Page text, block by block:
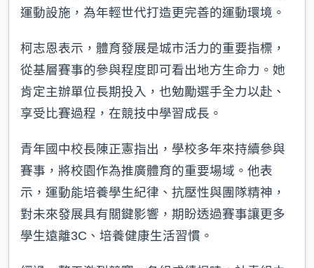
運動設施，為年輕世代打造更完善的運動環境。
柯志恩表示，體育發展是城市活力的重要指標，
從基層賽事的參與程度即可看出地方生命力。她
肯定主辦單位長期投入，也勉勵選手全力以赴、
享受比賽過程，在競技中學習成長。
青年國中校長陳正憲指出，學校多年來持續參與
賽事，將校園作為推廣體育的重要場域。他表
示，運動能培養學生紀律、抗壓性與團隊精神，
對未來發展具有關鍵影響，期盼透過賽事讓更多
學生遠離3C、培養健康生活習慣。